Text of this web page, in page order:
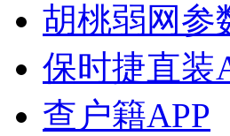
胡桃弱网参
保时捷直装
查户籍APP